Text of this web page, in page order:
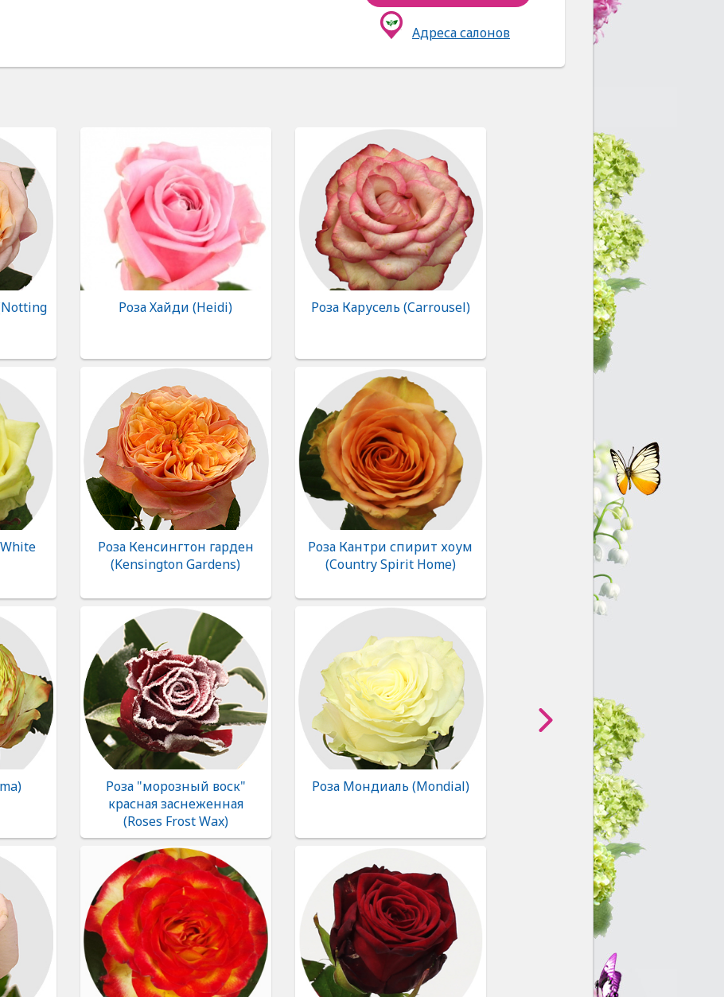
Адреса салонов
Роза Хайди (Heidi) Роза Карусель (Carrousel)
Роза Кенсингтон гарден
(Kensington Gardens)
Роза Кантри спирит хоум
(Country Spirit Home)
Роза "морозный воск"
красная заснеженная
(Roses Frost Wax)
Роза Мондиаль (Mondial)